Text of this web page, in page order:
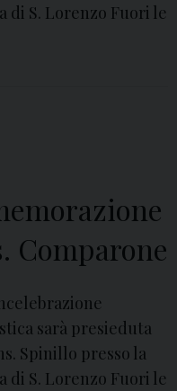
di S. Lorenzo Fuori le
Comparone
sarà presieduta
Spinillo presso la
di S. Lorenzo Fuori le